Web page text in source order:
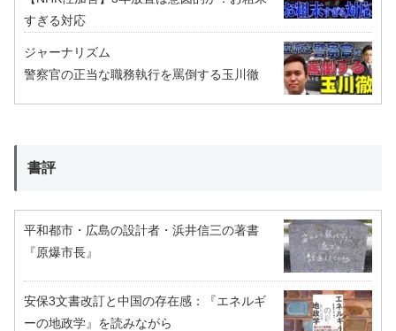
すぎる対応
ジャーナリズム
警察官の正当な職務執行を罵倒する玉川徹
書評
平和都市・広島の設計者・浜井信三の著書
『原爆市長』
安保3文書改訂と中国の存在感：『エネルギ
ーの地政学』を読みながら